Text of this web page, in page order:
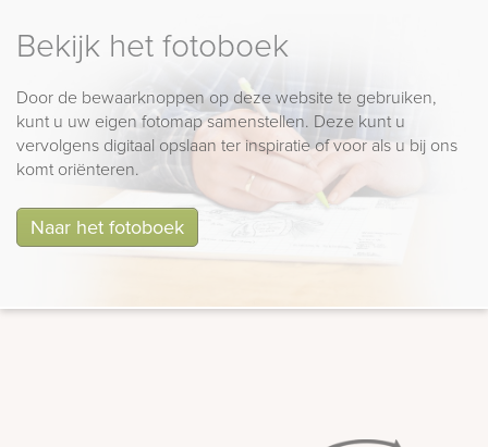
Bekijk het fotoboek
Door de bewaarknoppen op deze website te gebruiken,
kunt u uw eigen fotomap samenstellen. Deze kunt u
vervolgens digitaal opslaan ter inspiratie of voor als u bij ons
komt oriënteren.
Naar het fotoboek